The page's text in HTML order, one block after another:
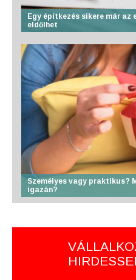
Egy építkezés sikere már az
eldőlhet
Személyes vagy praktikus?
igazán?